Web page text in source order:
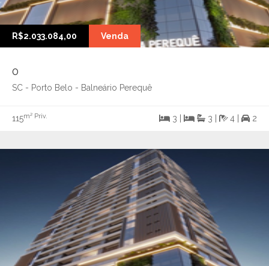
R$2.033.084,00 Venda
0
SC - Porto Belo - Balneário Perequê
115m² Priv. 3 | 3 | 4 | 2